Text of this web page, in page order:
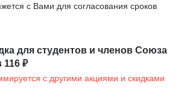
с Вами для согласования сроков
для студентов и членов Союза
116 ₽
с другими акциями и скидками